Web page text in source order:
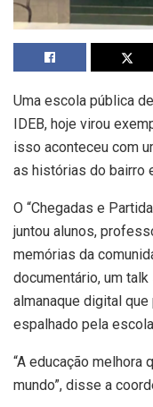
Uma escola pública
IDEB, hoje virou
isso aconteceu com
as histórias do bairro
O “Chegadas e
juntou alunos,
memórias da
documentário, um
almanaque digital
espalhado pela
“A educação melhora
mundo”, disse a